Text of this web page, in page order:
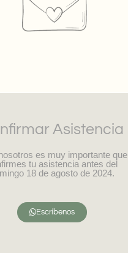
Asistencia
es muy importante que
tu asistencia antes del
18 de agosto de 2024.
Escríbenos